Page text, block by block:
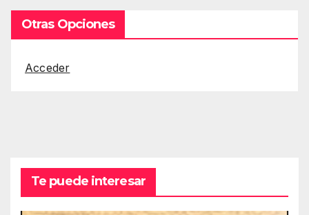
Otras Opciones
Acceder
Te puede interesar